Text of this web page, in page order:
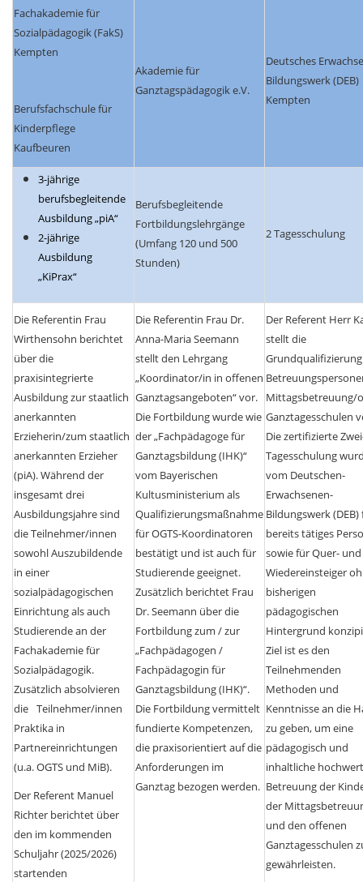
Fachakademie für
Sozialpädagogik (FakS)
Kempten
Berufsfachschule für
Kinderpflege
Kaufbeuren
Akademie für
Ganztagspädagogik e.V.
Deutsches
Bildungswerk (DEB)
Kempten
3-jährige
berufsbegleitende
Ausbildung „piA“
2-jährige
Ausbildung
„KiPrax“
Berufsbegleitende
Fortbildungslehrgänge
(Umfang 120 und 500
Stunden)
2 Tagesschulung
Die Referentin Frau
Wirthensohn berichtet
über die
praxisintegrierte
Ausbildung zur staatlich
anerkannten
Erzieherin/zum staatlich
anerkannten Erzieher
(piA). Während der
insgesamt drei
Ausbildungsjahre sind
die Teilnehmer/innen
sowohl Auszubildende
in einer
sozialpädagogischen
Einrichtung als auch
Studierende an der
Fachakademie für
Sozialpädagogik.
Zusätzlich absolvieren
die Teilnehmer/innen
Praktika in
Partnereinrichtungen
(u.a. OGTS und MiB).
Der Referent Manuel
Richter berichtet über
den im kommenden
Schuljahr (2025/2026)
startenden
Die Referentin Frau Dr.
Anna-Maria Seemann
stellt den Lehrgang
„Koordinator/in in offenen
Ganztagsangeboten“ vor.
Die Fortbildung wurde wie
der „Fachpädagoge für
Ganztagsbildung (IHK)“
vom Bayerischen
Kultusministerium als
Qualifizierungsmaßnahme
für OGTS-Koordinatoren
bestätigt und ist auch für
Studierende geeignet.
Zusätzlich berichtet Frau
Dr. Seemann über die
Fortbildung zum / zur
„Fachpädagogen /
Fachpädagogin für
Ganztagsbildung (IHK)“.
Die Fortbildung vermittelt
fundierte Kompetenzen,
die praxisorientiert auf die
Anforderungen im
Ganztag bezogen werden.
Der Referent Herr
stellt die
Mittagsbetreuung/
Ganztagesschulen
Die zertifizierte
Tagesschulung
vom Deutschen-
Erwachsenen-
Bildungswerk (DEB)
bereits tätiges
sowie für Quer- und
Wiedereinsteiger
bisherigen
pädagogischen
Hintergrund
Ziel ist es den
Teilnehmenden
Methoden und
Kenntnisse an die
zu geben, um eine
pädagogisch und
inhaltliche
Betreuung der
der
und den offenen
Ganztagesschulen
gewährleisten.